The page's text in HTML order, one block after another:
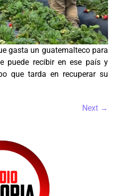
gasta un guatemalteco para
puede recibir en ese país y
que tarda en recuperar su
Next →